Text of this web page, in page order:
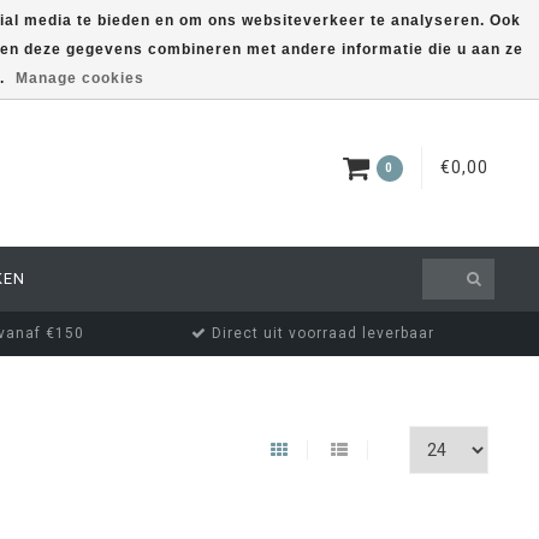
0 €0,00
€150 Direct uit voorraad leverbaar
media te bieden en om ons websiteverkeer te analyseren. Ook
deze gegevens combineren met andere informatie die u aan ze
Manage cookies